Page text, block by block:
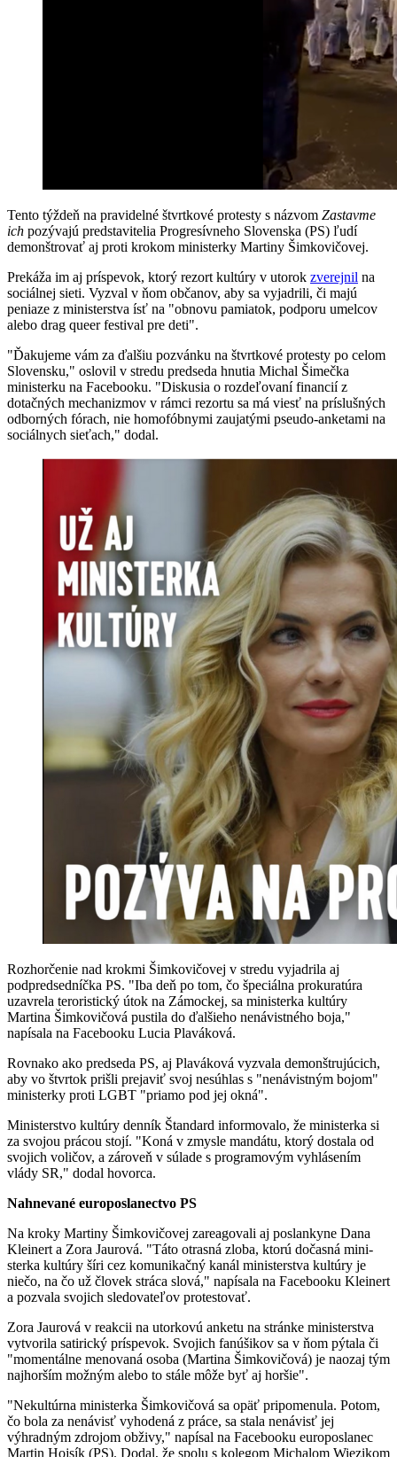
Tento týždeň na pravidelné štvrtkové protesty s názvom Zastavme
ich pozývajú predstavitelia Progresívneho Slovenska (PS) ľudí
demonštrovať aj proti krokom ministerky Martiny Šimkovičovej.
Prekáža im aj príspevok, ktorý rezort kultúry v utorok zverejnil na
sociálnej sieti. Vyzval v ňom občanov, aby sa vyjadrili, či majú
peniaze z ministerstva ísť na "obnovu pamiatok, podporu umelcov
alebo drag queer festival pre deti".
"Ďakujeme vám za ďalšiu pozvánku na štvrtkové protesty po celom
Slovensku," oslovil v stredu predseda hnutia Michal Šimečka
ministerku na Facebooku. "Diskusia o rozdeľovaní financií z
dotačných mechanizmov v rámci rezortu sa má viesť na príslušných
odborných fórach, nie homofóbnymi zaujatými pseudo-anketami na
sociálnych sieťach," dodal.
Rozhorčenie nad krokmi Šimkovičovej v stredu vyjadrila aj
podpredsedníčka PS. "Iba deň po tom, čo špeciálna prokuratúra
uzavrela teroristický útok na Zámockej, sa ministerka kultúry
Martina Šimkovičová pustila do ďalšieho nenávistného boja,"
napísala na Facebooku Lucia Plaváková.
Rovnako ako predseda PS, aj Plaváková vyzvala demonštrujúcich,
aby vo štvrtok prišli prejaviť svoj nesúhlas s "nenávistným bojom"
ministerky proti LGBT "priamo pod jej okná".
Ministerstvo kultúry denník Štandard informovalo, že ministerka si
za svojou prácou stojí. "Koná v zmysle mandátu, ktorý dostala od
svojich voličov, a zároveň v súlade s programovým vyhlásením
vlády SR," dodal hovorca.
Nahnevané europoslanectvo PS
Na kroky Martiny Šimkovičovej zareagovali aj poslankyne Dana
Kleinert a Zora Jaurová. "Táto otrasná zloba, ktorú dočasná mini-
sterka kultúry šíri cez komunikačný kanál ministerstva kultúry je
niečo, na čo už človek stráca slová," napísala na Facebooku Kleinert
a pozvala svojich sledovateľov protestovať.
Zora Jaurová v reakcii na utorkovú anketu na stránke ministerstva
vytvorila satirický príspevok. Svojich fanúšikov sa v ňom pýtala či
"momentálne menovaná osoba (Martina Šimkovičová) je naozaj tým
najhorším možným alebo to stále môže byť aj horšie".
"Nekultúrna ministerka Šimkovičová sa opäť pripomenula. Potom,
čo bola za nenávisť vyhodená z práce, sa stala nenávisť jej
výhradným zdrojom obživy," napísal na Facebooku europoslanec
Martin Hojsík (PS). Dodal, že spolu s kolegom Michalom Wiezikom